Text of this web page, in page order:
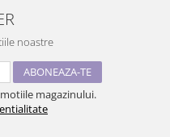
noastre
magazinului.